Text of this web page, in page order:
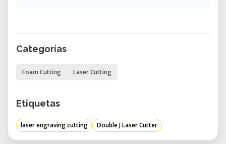
Categorías
Foam Cutting Laser Cutting
Etiquetas
laser engraving cutting Double J Laser Cutter